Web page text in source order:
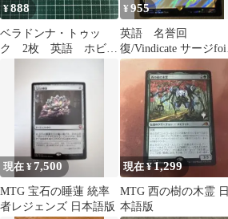
¥888
ベラドンナ・トゥッ
ク 2枚 英語 ホビッ
¥955
英語 名誉回
復/Vindicate サージfoil
mtg ff エメトセルク
現在 ¥7,500
MTG 宝石の睡蓮 統率
者レジェンズ 日本語版
現在 ¥1,299
MTG 西の樹の木霊 日
本語版